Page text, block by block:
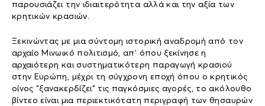
παρουσιάζει την ιδιαιτερότητα αλλά και την αξία των
κρητικών κρασιών.
Ξεκινώντας με μια σύντομη ιστορική αναδρομή από τον
αρχαίο Μινωικό πολιτισμό, απ’ όπου ξεκίνησε η
αρχαιότερη και συστηματικότερη παραγωγή κρασιού
στην Ευρώπη, μέχρι τη σύγχρονη εποχή όπου ο κρητικός
οίνος “ξανακερδίζει” τις παγκόσμιες αγορές, το ακόλουθο
βίντεο είναι μια περιεκτικότατη περιγραφή των θησαυρών